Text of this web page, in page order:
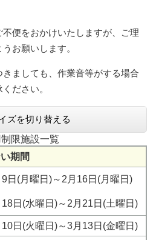
便をおかけいたしますが、ご理
お願いします。
ましても、作業音等がする場合
ださい。
ズを切り替える
限施設一覧
期間
日(月曜日)～2月16日(月曜日)
日(水曜日)～2月21日(土曜日)
日(火曜日)～3月13日(金曜日)